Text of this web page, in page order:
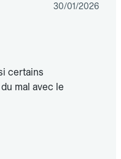
30/01/2026
certains
mal avec le